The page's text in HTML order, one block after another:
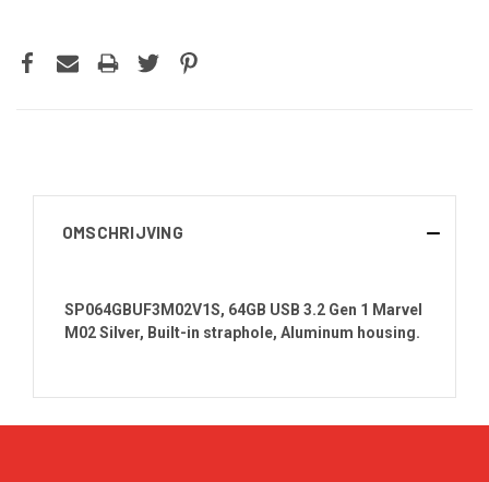
OMSCHRIJVING
SP064GBUF3M02V1S, 64GB USB 3.2 Gen 1 Marvel
M02 Silver, Built-in straphole, Aluminum housing.